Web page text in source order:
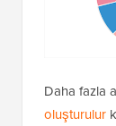
Daha fazla
oluşturulur